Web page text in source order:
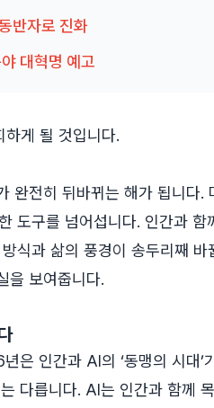
반자로 진화
대혁명 예고
게 될 것입니다.
완전히 뒤바뀌는 해가 됩니다.
도구를 넘어섭니다. 인간과 함
식과 삶의 풍경이 송두리째
을 보여줍니다.
은 인간과 AI의 ‘동맹의 시대
다릅니다. AI는 인간과 함께